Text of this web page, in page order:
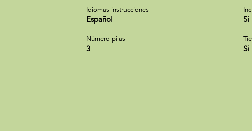
Idiomas instrucciones
Español Si
Número pilas
3 Si